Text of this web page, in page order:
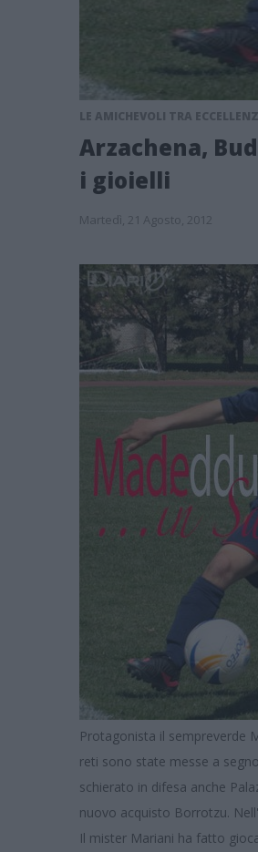
LE AMICHEVOLI TRA
Arzachena,
i gioielli
Martedì, 21 Agosto, 2012
Protagonista il sempreverde
reti sono state messe a
schierato in difesa anche
nuovo acquisto Borrotzu.
Il mister Mariani ha fatto